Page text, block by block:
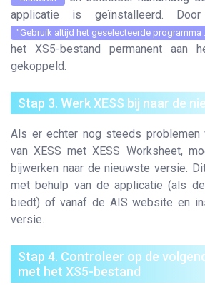
applicatie is geïnstalleerd.
"Gebruik altijd het geselecteerde programma
het XS5-bestand permanent aan
gekoppeld.
Stap 3. Werk XESS bij naar de
Als er echter nog steeds problemen
van XESS met XESS Worksheet,
bijwerken naar de nieuwste versie.
met behulp van de applicatie (als
biedt) of vanaf de AIS website en
versie.
Stap 4. Controleer op de
met het XS5-bestand